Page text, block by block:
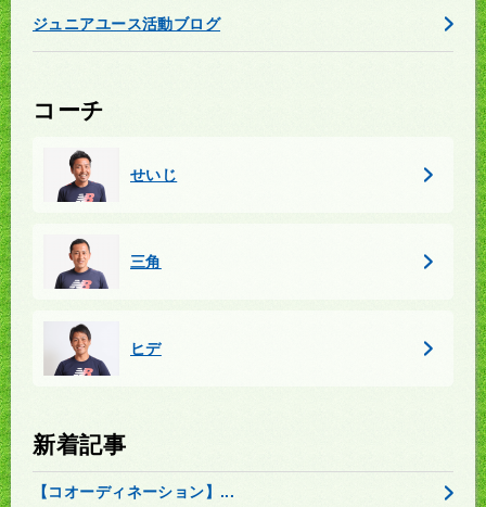
ジュニアユース活動ブログ
コーチ
せいじ
三角
ヒデ
新着記事
【コオーディネーション】...